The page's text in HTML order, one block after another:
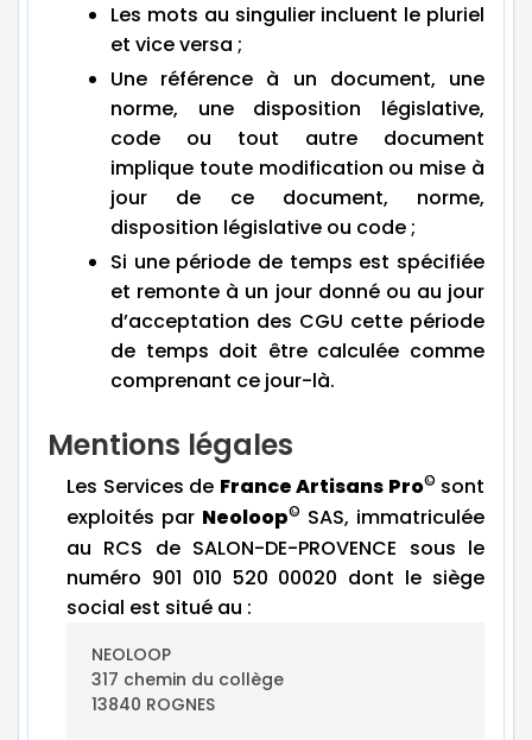
Les mots au singulier incluent le pluriel
et vice versa ;
Une référence à un document, une
norme, une disposition législative,
code ou tout autre document
implique toute modification ou mise à
jour de ce document, norme,
disposition législative ou code ;
Si une période de temps est spécifiée
et remonte à un jour donné ou au jour
d’acceptation des CGU cette période
de temps doit être calculée comme
comprenant ce jour-là.
Mentions légales
Les Services de France Artisans Pro© sont
exploités par Neoloop© SAS, immatriculée
au RCS de SALON-DE-PROVENCE sous le
numéro 901 010 520 00020 dont le siège
social est situé au :
NEOLOOP
317 chemin du collège
13840 ROGNES